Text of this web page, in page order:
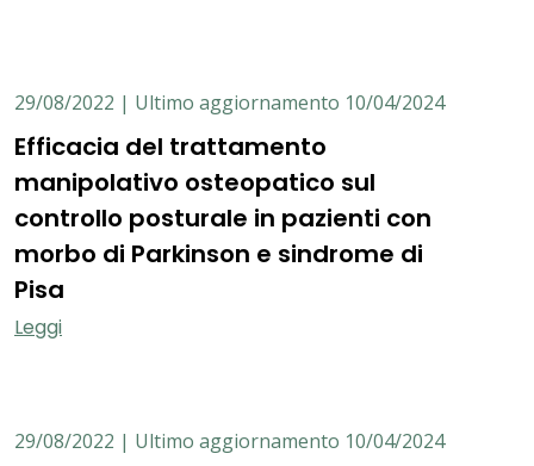
29/08/2022 | Ultimo aggiornamento 10/04/2024
Efficacia del trattamento
manipolativo osteopatico sul
controllo posturale in pazienti con
morbo di Parkinson e sindrome di
Pisa
Leggi
29/08/2022 | Ultimo aggiornamento 10/04/2024